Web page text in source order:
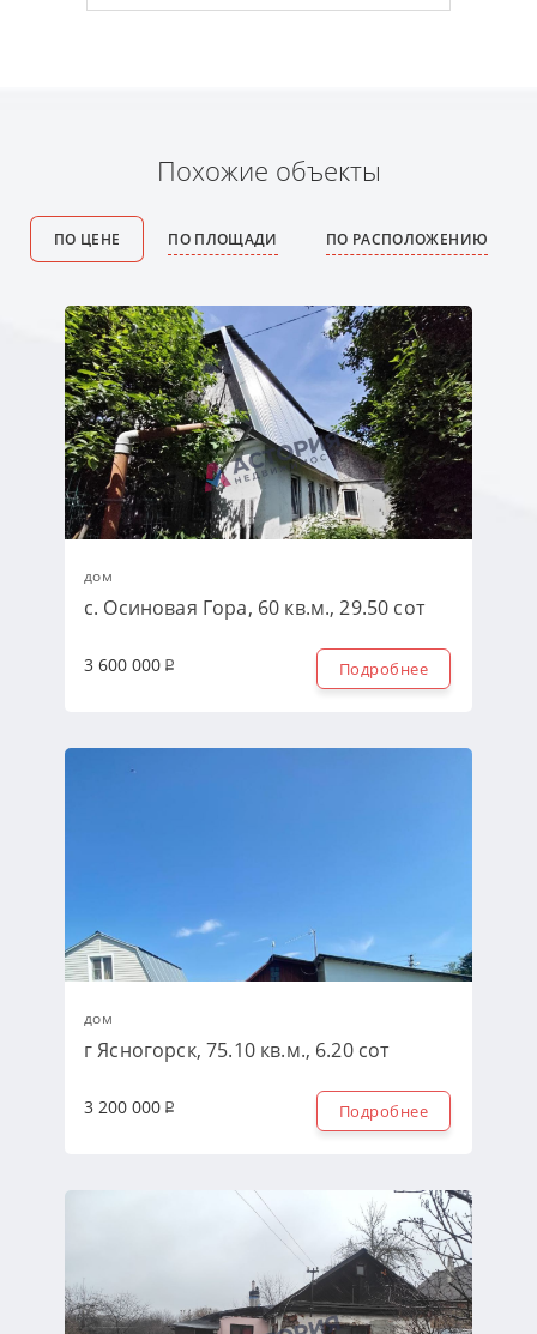
Похожие объекты
ПО ЦЕНЕ ПО ПЛОЩАДИ ПО РАСПОЛОЖЕНИЮ
дом
с. Осиновая Гора, 60 кв.м., 29.50 сот
3 600 000 Подробнее
дом
г Ясногорск, 75.10 кв.м., 6.20 сот
3 200 000 Подробнее